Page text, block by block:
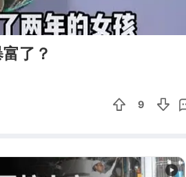
00:44
了？
9